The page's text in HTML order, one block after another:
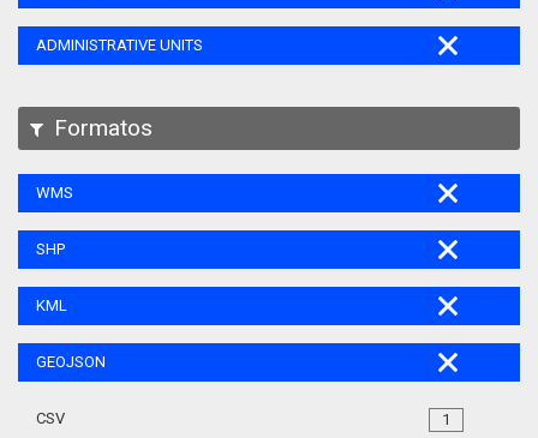
ADMINISTRATIVE UNITS
Formatos
WMS
SHP
KML
GEOJSON
1
CSV